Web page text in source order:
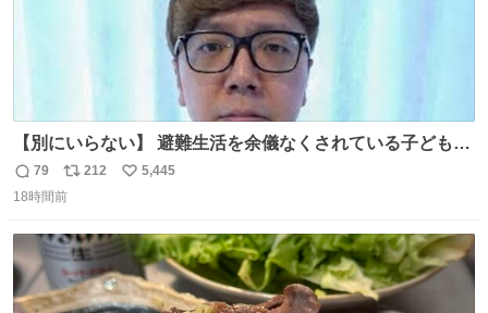
【別にいらない】 避難生活を余儀なくされている子どもた
ちのためにヒカキンボックス1000個を寄付させていただき
ました
返
信
79
リ
ポ
ト
数
212
い
数
5,445
18時間前